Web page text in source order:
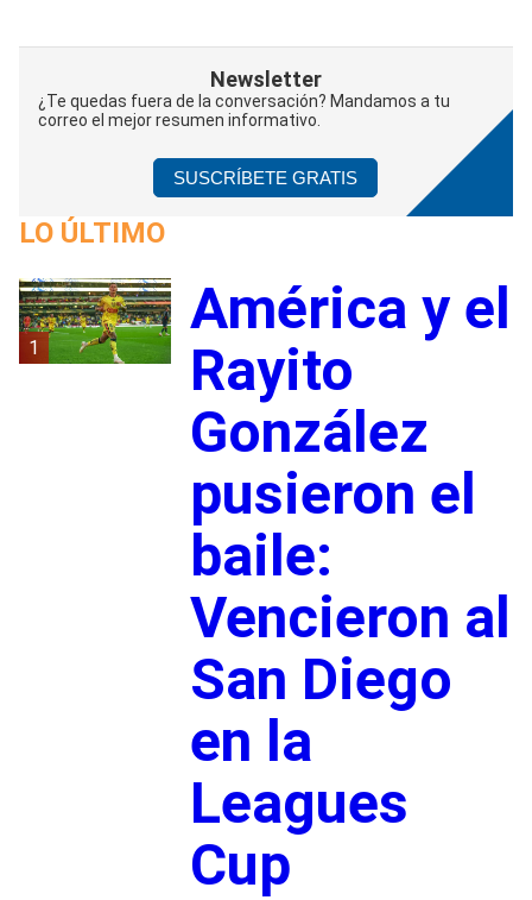
Newsletter
¿Te quedas fuera de la conversación? Mandamos a tu
correo el mejor resumen informativo.
SUSCRÍBETE GRATIS
LO ÚLTIMO
1
América y el
Rayito
González
pusieron el
baile:
Vencieron al
San Diego
en la
Leagues
Cup